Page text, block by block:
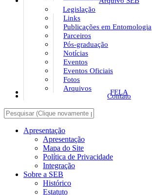
Legislação
Links
Publicações em Entomologia
Parceiros
Pós-graduação
Notícias
Eventos
Eventos Oficiais
Fotos
Arquivos
FELA
Contato
Apresentação
Apresentação
Mapa do Site
Política de Privacidade
Integração
Sobre a SEB
Histórico
Estatuto